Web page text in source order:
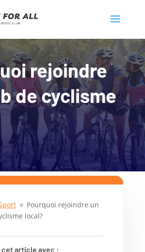
rejoindre
de cyclisme
9 Pourquoi rejoindre un
local?
cet article avec :